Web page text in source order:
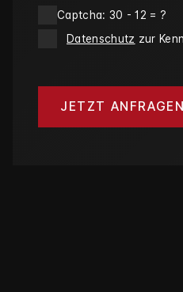
Captcha: 30 - 12 = ?
Datenschutz zur
JETZT ANFRAGEN